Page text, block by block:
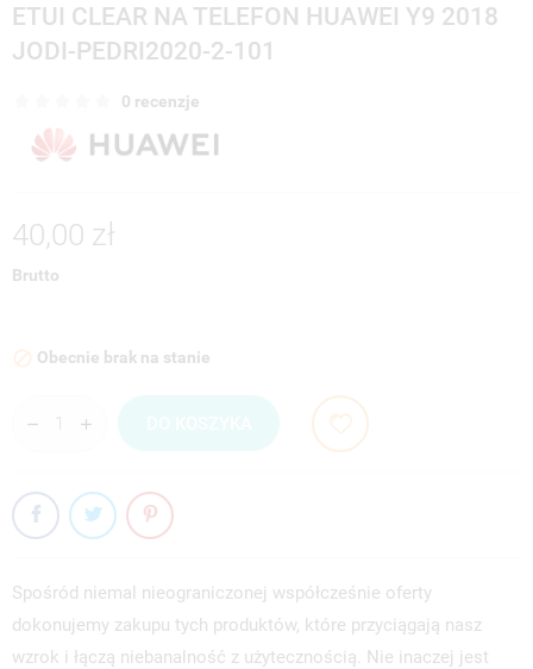
ETUI CLEAR NA TELEFON HUAWEI Y9 2018
JODI-PEDRI2020-2-101
0 recenzje
40,00 zł
Brutto
 Obecnie brak na stanie
Spośród niemal nieograniczonej współcześnie oferty
dokonujemy zakupu tych produktów, które przyciągają nasz
wzrok i łączą niebanalność z użytecznością. Nie inaczej jest